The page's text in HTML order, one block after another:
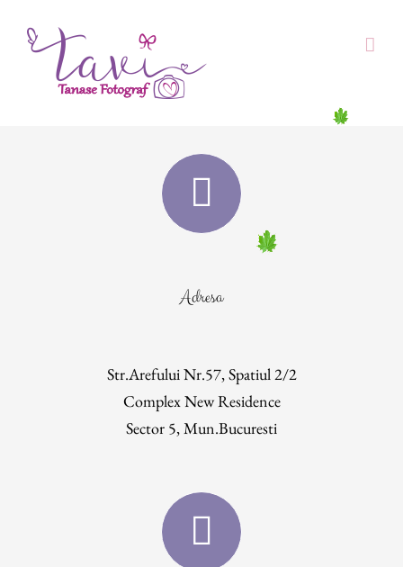
Adresa
Str.Arefului Nr.57, Spatiul 2/2
Complex New Residence
Sector 5, Mun.Bucuresti